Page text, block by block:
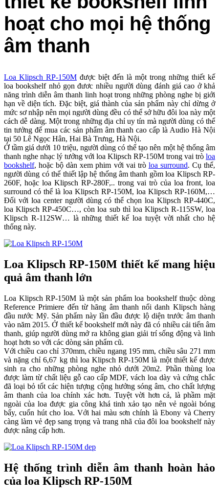
hoạt cho mọi hệ thống
âm thanh
Loa Klipsch RP-150M được biệt đến là một trong những thiết kế
loa bookshelf nhỏ gọn đươc nhiều người dùng đánh giá cao ở khả
năng trình diễn âm thanh linh hoạt trong những phòng nghe bị giới
hạn về diện tích. Đặc biệt, giá thành của sản phẩm này chỉ dừng ở
mức sơ nhập nên mọi người dùng đều có thể sở hữu đôi loa này một
cách dễ dàng. Một trong những địa chỉ uy tín mà người dùng có thể
tin tưởng để mua các sản phẩm âm thanh cao cấp là Audio Hà Nội
tại 50 Lê Ngọc Hân, Hai Bà Trưng, Hà Nội.
Ở tầm giá dưới 10 triệu, người dùng có thể tạo nên một hệ thống âm
thanh nghe nhạc lý tưởng với loa Klipsch RP-150M trong vai trò loa
bookshelf, hoặc bộ dàn xem phim với vai trò loa surround. Cụ thể,
người dùng có thể thiết lập hệ thống âm thanh gồm loa Klipsch RP-
260F, hoặc loa Klipsch RP-280F,.. trong vai trò của loa front, loa
surround có thể là loa Klipsch RP-150M, loa Klipsch RP-160M,…
Đối với loa center người dùng có thể chọn loa Klipsch RP-440C,
loa Klipsch RP-450C…, còn loa sub thì loa Klipsch R-115SW, loa
Klipsch R-112SW… là những thiết kế loa tuyệt vời nhất cho hệ
thống này.
Loa Klipsch RP-150M thiết kế mang hiệu
quả âm thanh lớn
Loa Klipsch RP-150M là một sản phẩm loa bookshelf thuộc dòng
Reference Primiere đến từ hãng âm thanh nổi danh Klipsch hàng
đầu nước Mỹ. Sản phẩm này lần đầu được lộ diện trước âm thanh
vào năm 2015. Ở thiết kế bookshelf mới này đã có nhiều cải tiến âm
thanh, giúp người dùng mở ra không gian giải trí sống động và linh
hoạt hơn so với các dòng sản phẩm cũ.
Với chiều cao chỉ 370mm, chiều ngang 195 mm, chiều sâu 271 mm
và nặng chỉ 6,67 kg thì loa Klipsch RP-150M là một thiết kế được
sinh ra cho những phòng nghe nhỏ dưới 20m2. Phần thùng loa
được làm từ chất liệu gỗ cao cấp MDF, vách loa dày và cứng chắc
đã loại bỏ tốt các hiện tượng cộng hưởng sóng âm, cho chất lượng
âm thanh của loa chính xác hơn. Tuyệt vời hơn cả, là phầm mặt
ngoài của loa được gia công khá tinh xảo tạo nên vẻ ngoài bóng
bẩy, cuốn hút cho loa. Với hai màu sơn chính là Ebony và Cherry
càng làm vẻ đẹp sang trọng và trang nhã của đôi loa bookshelf này
được nâng cấp hơn.
Hệ thống trình diễn âm thanh hoàn hảo
của loa Klipsch RP-150M